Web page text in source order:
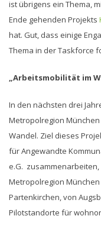
ist übrigens ein Thema,
Ende gehenden Projekts
hat. Gut, dass einige
Thema in der Taskforce
„Arbeitsmobilität im
In den nächsten drei
Metropolregion München
Wandel. Ziel dieses
für Angewandte
e.G.
Metropolregion
Partenkirchen, von
Pilotstandorte für